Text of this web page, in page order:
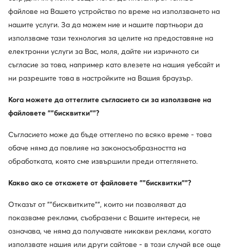
Ugg
Ugg
233,15
Ugg
Апрески · Кафяв
234,68€
Ugg
Апрески · Черен
196,85€
файлове на Вашето устройство по време на използването на
нашите услуги. За да можем ние и нашите партньори да
използваме тази технология за целите на предоставяне на
електронни услуги за Вас, моля, дайте ни изричното си
съгласие за това, например като влезете на нашия уебсайт и
ни разрешите това в настройките на Вашия браузър.
Кога можете да оттеглите съгласието си за използване на
файловете ""бисквитки""?
Съгласието може да бъде оттеглено по всяко време - това
обаче няма да повлияе на законосъобразността на
обработката, която сме извършили преди оттеглянето.
Какво ако се откажете от файловете ""бисквитки""?
Отказът от ""бисквитките"", които ни позволяват да
показваме реклами, съобразени с Вашите интереси, не
означава, че няма да получавате никакви реклами, когато
използвате нашия или други сайтове - в този случай все още